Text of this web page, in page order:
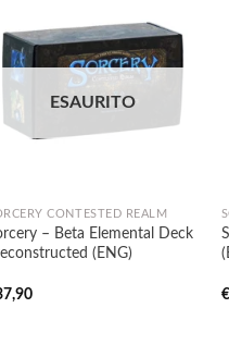
desideri
ESAURITO
CONTESTED REALM
– Beta Elemental Deck
(ENG)
€